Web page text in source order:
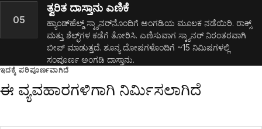
05
ತ್ವರಿತ ದಾಸ್ತಾನು ಎಣಿಕೆ
ಹ್ಯಾಂಡ್‌ಹೆಲ್ಡ್ ಸ್ಕ್ಯಾನರ್‌ನೊಂದಿಗೆ ಅಂಗಡಿಯ ಮೂಲಕ ನಡೆಯಿರಿ. ರಾಕ್ಸ್
ಮತ್ತು ಶೆಲ್ಫ್‌ಗಳ ಕಡೆಗೆ ತೋರಿಸಿ. ಎಣಿಸುವಾಗ ಸ್ಕ್ಯಾನರ್ ನಿರಂತರವಾಗಿ
ಬೀಪ್ ಮಾಡುತ್ತದೆ. ಶೂನ್ಯ ದೋಷಗಳೊಂದಿಗೆ ~15 ನಿಮಿಷಗಳಲ್ಲಿ
ಸಂಪೂರ್ಣ ಅಂಗಡಿ ದಾಸ್ತಾನು.
ಇದಕ್ಕೆ ಪರಿಪೂರ್ಣವಾಗಿದೆ
ಈ ವ್ಯವಹಾರಗಳಿಗಾಗಿ ನಿರ್ಮಿಸಲಾಗಿದೆ